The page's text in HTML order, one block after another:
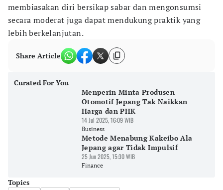
membiasakan diri bersikap sabar dan mengonsumsi
secara moderat juga dapat mendukung praktik yang
lebih berkelanjutan.
Share Article
Curated For You
Menperin Minta Produsen
Otomotif Jepang Tak Naikkan
Harga dan PHK
14 Jul 2025, 16:09 WIB
Business
Metode Menabung Kakeibo Ala
Jepang agar Tidak Impulsif
25 Jun 2025, 15:30 WIB
Finance
Topics